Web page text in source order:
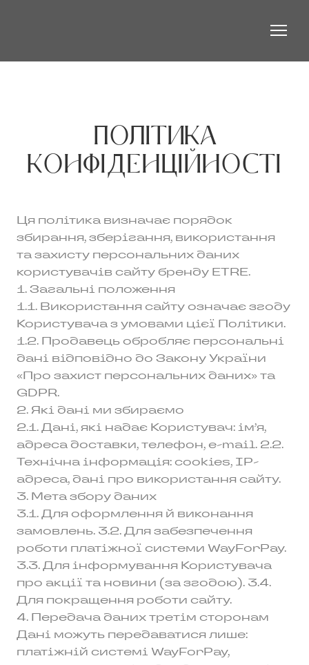
ПОЛІТИКА
КОНФІДЕНЦІЙНОСТІ
Ця політика визначає порядок
збирання, зберігання, використання
та захисту персональних даних
користувачів сайту бренду ETRE.
1. Загальні положення
1.1. Використання сайту означає згоду
Користувача з умовами цієї Політики.
1.2. Продавець обробляє персональні
дані відповідно до Закону України
«Про захист персональних даних» та
GDPR.
2. Які дані ми збираємо
2.1. Дані, які надає Користувач: ім’я,
адреса доставки, телефон, e-mail. 2.2.
Технічна інформація: cookies, IP-
адреса, дані про використання сайту.
3. Мета збору даних
3.1. Для оформлення й виконання
замовлень. 3.2. Для забезпечення
роботи платіжної системи WayForPay.
3.3. Для інформування Користувача
про акції та новини (за згодою). 3.4.
Для покращення роботи сайту.
4. Передача даних третім сторонам
Дані можуть передаватися лише:
платіжній системі WayForPay,